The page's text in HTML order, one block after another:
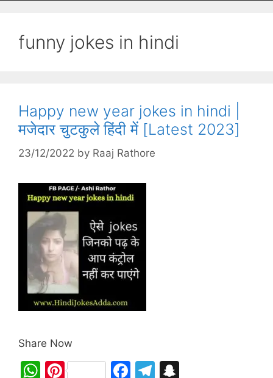
funny jokes in hindi
Happy new year jokes in hindi |
मजेदार चुटकुले हिंदी में [Latest 2023]
23/12/2022 by Raaj Rathore
Share Now
W Pi
F
T